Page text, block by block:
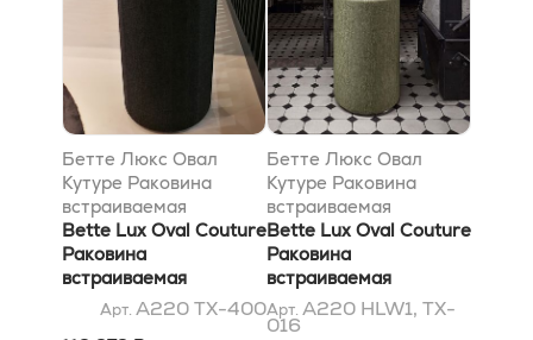
Бетте Люкс Овал
Кутуре Раковина
встраиваемая
диаметр 550 , без отв
под смеситель, цвет
черный матовый 400
Bette Lux Oval Couture
Раковина
встраиваемая
диаметр 550 , без отв
под смеситель, цвет
Арт. A220 TX-400
Бетте Люкс Овал
Кутуре Раковина
встраиваемая
диаметр 550 c 1 отв
под смеситель, цвет
зеленый мох 016
Bette Lux Oval Couture
Раковина
встраиваемая
диаметр 550 c 1 отв
под смеситель, цвет
Арт. A220 HLW1, TX-
016